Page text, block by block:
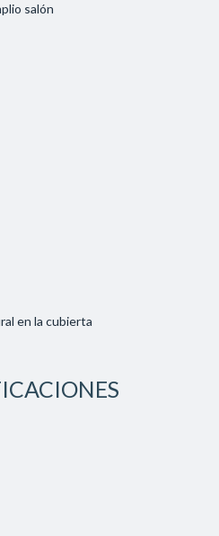
salón
en la cubierta